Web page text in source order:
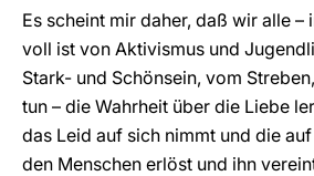
Es scheint mir daher, daß wir alle –
voll ist von Aktivismus und
Stark- und Schönsein, vom
tun – die Wahrheit über die Liebe
das Leid auf sich nimmt und die
den Menschen erlöst und ihn